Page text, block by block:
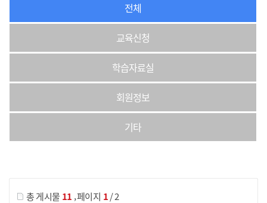
전체
교육신청
학습자료실
회원정보
기타
총 게시물 11 ,페이지 1/ 2